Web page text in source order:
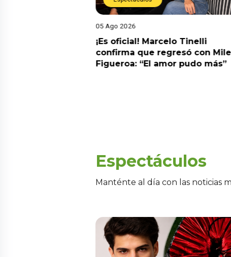
05 Ago 2026
¡Es oficial! Marcelo Tinelli
confirma que regresó con
Figueroa: “El amor pudo más”
Espectáculos
Manténte al día con las noticias